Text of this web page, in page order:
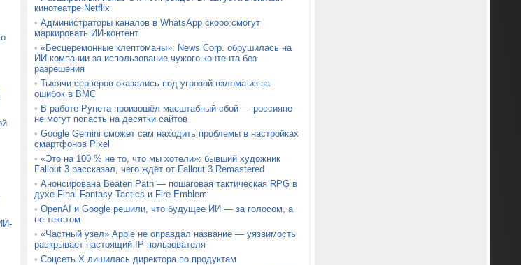
кинотеатре Netflix
• Администраторы каналов в WhatsApp скоро смогут
маркировать ИИ-контент
• «Бесцеремонные клептоманы»: News Corp. обрушилась на
ИИ-компании за использование чужого контента без
разрешения
• Тысячи серверов оказались под угрозой взлома из-за
ошибок в BMC
• В работе Рунета произошёл масштабный сбой — россияне
не могут попасть на десятки сайтов
• Google Gemini сможет сам находить проблемы в настройках
смартфонов Pixel
• «Это на 100 % не то, что мы хотели»: бывший художник
Fallout 3 рассказал, чего ждёт от Fallout 3 Remastered
• Анонсирована Beaten Path — пошаговая тактическая RPG в
духе Final Fantasy Tactics и Fire Emblem
• OpenAI и Google решили, что будущее ИИ — за голосом, а
не текстом
• «Частный узел» Apple не оправдал название — уязвимость
раскрывает настоящий IP пользователя
• Соцсеть X лишилась директора по продуктам